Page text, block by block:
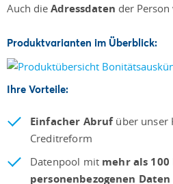
Auch die Adressdaten der Person
Produktvarianten im Überblick:
Ihre Vorteile:
Einfacher Abruf über unser
Creditreform
Datenpool mit mehr als
personenbezogenen Daten